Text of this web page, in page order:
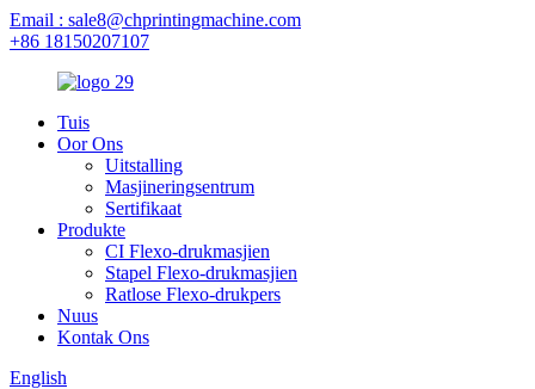
Email : sale8@chprintingmachine.com
+86 18150207107
Tuis
Oor Ons
Uitstalling
Masjineringsentrum
Sertifikaat
Produkte
CI Flexo-drukmasjien
Stapel Flexo-drukmasjien
Ratlose Flexo-drukpers
Nuus
Kontak Ons
English